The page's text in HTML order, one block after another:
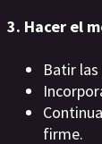
3. Hacer el
Batir
firme.